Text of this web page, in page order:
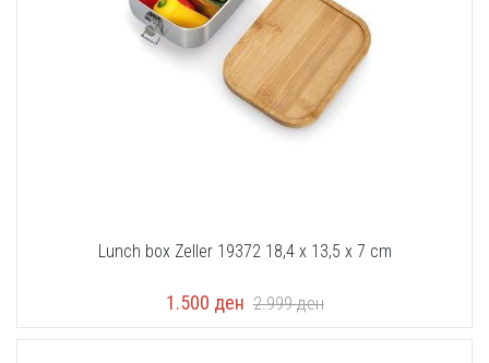
Lunch box Zeller 19372 18,4 x 13,5 x 7 cm
1.500 ден 2.999ден